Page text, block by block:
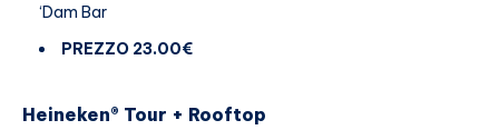
‘Dam Bar
PREZZO 23.00€
Heineken® Tour + Rooftop